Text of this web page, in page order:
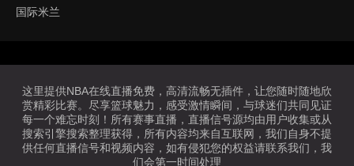
国际米兰
这里提供NBA在线直播免费，高清流畅无插件，让您随时随地欣
赏精彩比赛。尽享篮球魅力，感受激情瞬间，与球迷们共同见证
每一个难忘时刻！所有赛事直播，直播信号源均由用户收集或从
搜索引擎搜索整理获得，所有内容均来自互联网，我们自身不提
供任何直播信号和视频内容，如有侵犯您的权益请联系我们，我
们会第一时间处理